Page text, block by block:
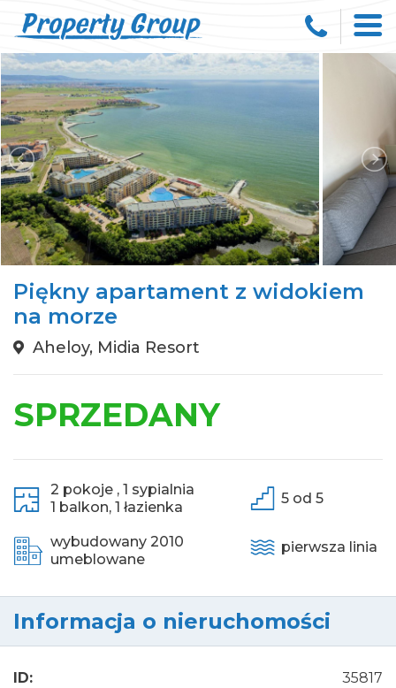
Piękny apartament z widokiem
na morze
Aheloy, Midia Resort
SPRZEDANY
2 pokoje , 1 sypialnia
1 balkon, 1 łazienka
wybudowany 2010
umeblowane
5 od 5
pierwsza linia
Informacja o nieruchomości
ID: 35817